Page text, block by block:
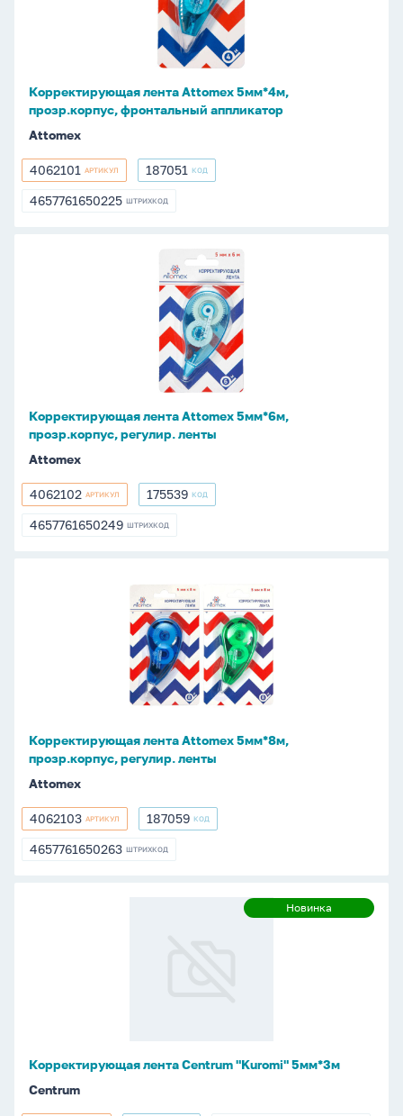
Корректирующая лента Attomex 5мм*4м,
прозр.корпус, фронтальный аппликатор
Attomex
4062101
4062101 АРТИКУЛ 187051
187051 КОД
4657761650225
4657761650225 ШТРИХКОД
Корректирующая лента Attomex 5мм*6м,
прозр.корпус, регулир. ленты
Attomex
4062102
4062102 АРТИКУЛ 175539
175539 КОД
4657761650249
4657761650249 ШТРИХКОД
Корректирующая
прозр.корпус,
Корректирующая лента Attomex 5мм*8м,
прозр.корпус, регулир. ленты
Attomex
4062103
4062103 АРТИКУЛ 187059
187059 КОД
4657761650263
4657761650263 ШТРИХКОД
Новинка
Новинка
Корректирующая лента Centrum "Kuromi" 5мм*3м
Centrum